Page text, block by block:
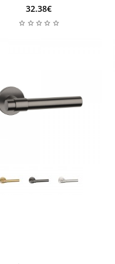
32.38€
2-4 nedēļas
2-4 nedēļas